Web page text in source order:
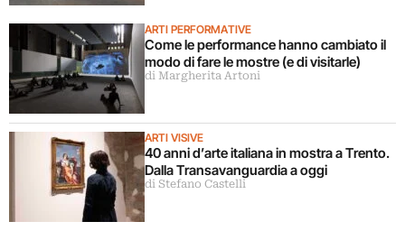
ARTI PERFORMATIVE
Come le performance hanno cambiato il
modo di fare le mostre (e di visitarle)
di Margherita Artoni
ARTI VISIVE
40 anni d’arte italiana in mostra a Trento.
Dalla Transavanguardia a oggi
di Stefano Castelli